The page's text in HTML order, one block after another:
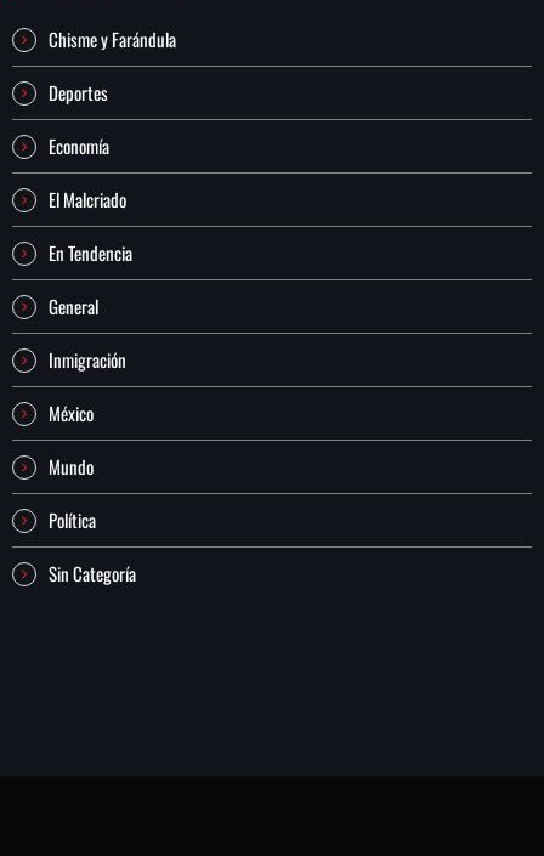
Chisme y Farándula
Deportes
Economía
El Malcriado
En Tendencia
General
Inmigración
México
Mundo
Política
Sin Categoría